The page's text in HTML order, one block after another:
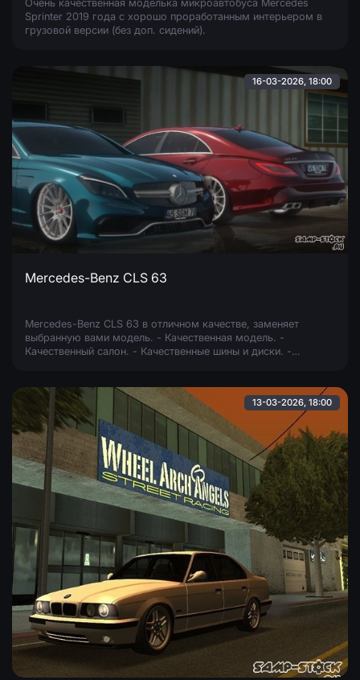
Очень качественная моделька микроавтобуса Mercedes
Sprinter 2019 года с хорошо проработанным интерьером в
грузовой версии (без доп. сидений).
16-03-2026, 18:00
Mercedes-Benz CLS 63
Mercedes-Benz CLS 63 в отличном качестве, заменяет
выбранную вами модель. - Качественная модель. -
Качественный салон. - Качественные шины и диски. -
13-03-2026, 18:00
BMW E34
BMW E34 в хорошем качестве и без багов, отлично
смотрится в игре. Заменяет "merit".